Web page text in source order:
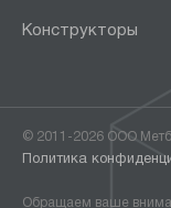
Конструкторы
© 2011-2026 ООО
Политика
Обращаем ваше